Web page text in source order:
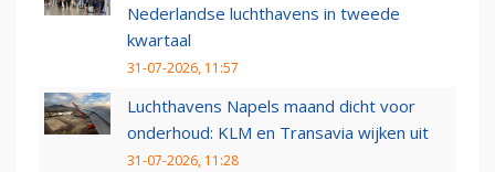
Nederlandse luchthavens in tweede
kwartaal
31-07-2026, 11:57
Luchthavens Napels maand dicht voor
onderhoud: KLM en Transavia wijken uit
31-07-2026, 11:28